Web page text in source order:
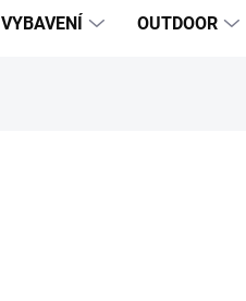
VYBAVENÍ OUTDOOR